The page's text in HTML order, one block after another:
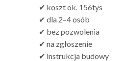
✔ koszt ok. 156tys
✔ dla 2–4 osób
✔ bez pozwolenia
✔ na zgłoszenie
✔ instrukcja budowy